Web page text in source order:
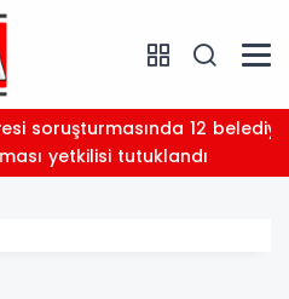
yetkilisi tutuklandı